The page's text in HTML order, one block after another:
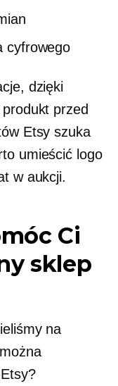
cyfrowego
dzięki
przed
Etsy szuka
umieścić logo
w aukcji.
Ci
sklep
na